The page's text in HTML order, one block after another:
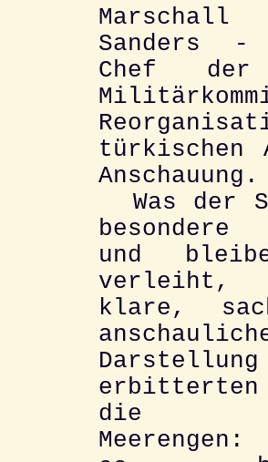
Marschall
Sanders
Chef der
türkischen
Anschauung.
Was der
besondere
und
klare,
erbitterten
die